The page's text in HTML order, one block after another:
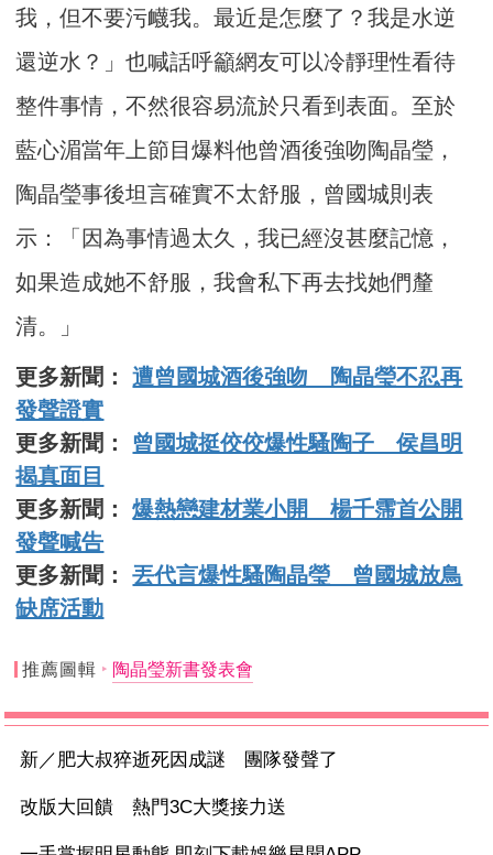
我，但不要污衊我。最近是怎麼了？我是水逆
還逆水？」也喊話呼籲網友可以冷靜理性看待
整件事情，不然很容易流於只看到表面。至於
藍心湄當年上節目爆料他曾酒後強吻陶晶瑩，
陶晶瑩事後坦言確實不太舒服，曾國城則表
示：「因為事情過太久，我已經沒甚麼記憶，
如果造成她不舒服，我會私下再去找她們釐
清。」
更多新聞：遭曾國城酒後強吻 陶晶瑩不忍再
發聲證實
更多新聞： 曾國城挺佼佼爆性騷陶子 侯昌明
揭真面目
更多新聞：爆熱戀建材業小開 楊千霈首公開
發聲喊告
更多新聞：丟代言爆性騷陶晶瑩 曾國城放鳥
缺席活動
推薦圖輯 陶晶瑩新書發表會
新／肥大叔猝逝死因成謎 團隊發聲了
改版大回饋 熱門3C大獎接力送